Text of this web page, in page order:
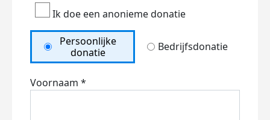
Ik doe een anonieme donatie
Persoonlijke
donatie
Bedrijfsdonatie
Voornaam *